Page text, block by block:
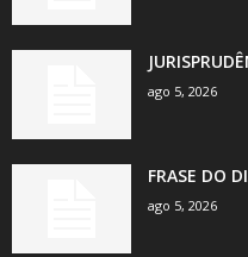
ago 5, 2026
FRASE DO
ago 5, 2026